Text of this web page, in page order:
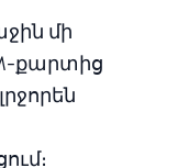
մի
քարտից